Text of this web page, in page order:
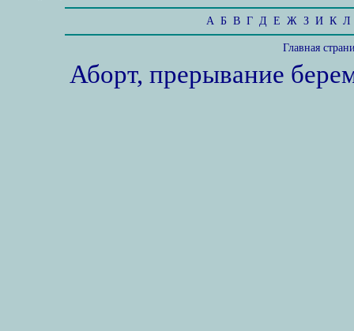
А Б В Г Д Е Ж З И К Л
Главная
Аборт, прерывание